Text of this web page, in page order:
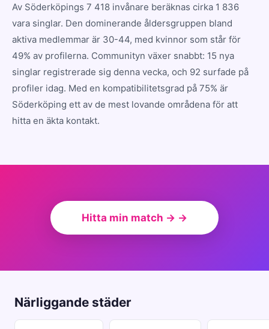
Av Söderköpings 7 418 invånare beräknas cirka 1 836
vara singlar. Den dominerande åldersgruppen bland
aktiva medlemmar är 30-44, med kvinnor som står för
49% av profilerna. Communityn växer snabbt: 15 nya
singlar registrerade sig denna vecka, och 92 surfade på
profiler idag. Med en kompatibilitetsgrad på 75% är
Söderköping ett av de mest lovande områdena för att
hitta en äkta kontakt.
Hitta min match → →
Närliggande städer